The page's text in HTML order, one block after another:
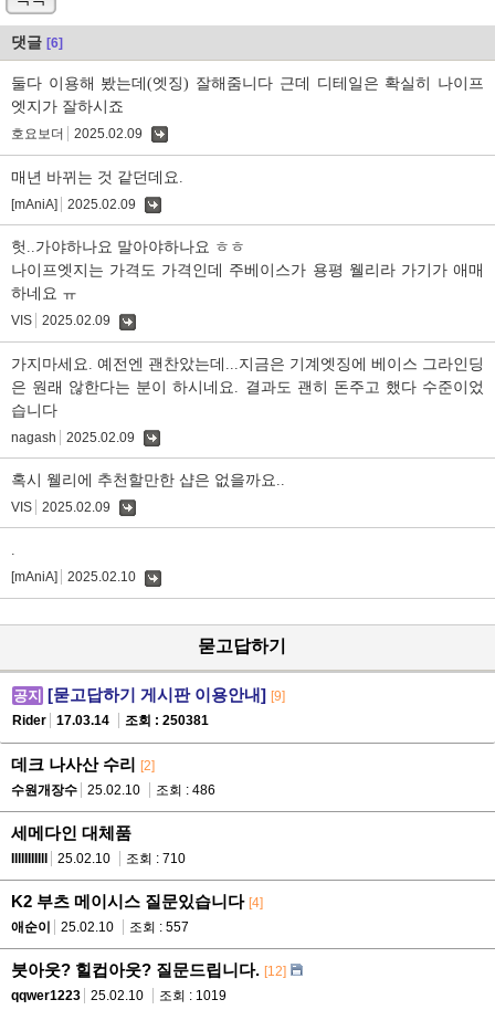
댓글 [6]
둘다 이용해 봤는데(엣징) 잘해줌니다 근데 디테일은 확실히 나이프
엣지가 잘하시죠
호요보더 2025.02.09
매년 바뀌는 것 같던데요.
[mAniA] 2025.02.09
글
헛..가야하나요 말아야하나요 ㅎㅎ
나이프엣지는 가격도 가격인데 주베이스가 용평 웰리라 가기가 애매
하네요 ㅠ
VIS 2025.02.09
가지마세요. 예전엔 괜찬았는데...지금은 기계엣징에 베이스 그라인딩
은 원래 않한다는 분이 하시네요. 결과도 괜히 돈주고 했다 수준이었
습니다
nagash 2025.02.09
글
혹시 웰리에 추천할만한 샵은 없을까요..
VIS 2025.02.09
.
[mAniA] 2025.02.10
묻고답하기
공지 [묻고답하기 게시판 이용안내] [9]
Rider
17.03.14 조회 : 250381
데크 나사산 수리 [2]
수원개장수
25.02.10 조회 : 486
세메다인 대체품
IlllIIIIIll 25.02.10 조회 : 710
K2 부츠 메이시스 질문있습니다 [4]
애순이
25.02.10 조회 : 557
붓아웃? 힐컵아웃? 질문드립니다. [12]
qqwer1223
25.02.10 조회 : 1019